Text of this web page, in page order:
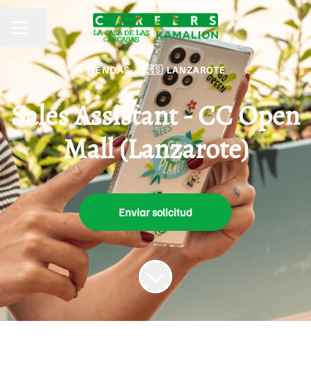
MENÚ DE EMPLEO
Compartir página
TIENDAS · 🇪🇸 LANZAROTE
Sales Assistant - CC Open
Mall (Lanzarote)
Enviar solicitud